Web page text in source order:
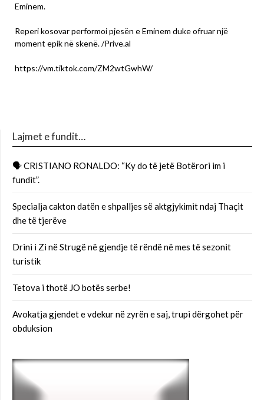
Eminem.
Reperi kosovar performoi pjesën e Eminem duke ofruar një
moment epik në skenë. /Prive.al
https://vm.tiktok.com/ZM2wtGwhW/
Lajmet e fundit…
🗣 CRISTIANO RONALDO: “Ky do të jetë Botërori im i
fundit”.
Specialja cakton datën e shpalljes së aktgjykimit ndaj Thaçit
dhe të tjerëve
Drini i Zi në Strugë në gjendje të rëndë në mes të sezonit
turistik
Tetova i thotë JO botës serbe!
Avokatja gjendet e vdekur në zyrën e saj, trupi dërgohet për
obduksion